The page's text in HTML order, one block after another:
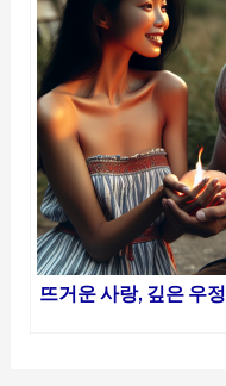
뜨거운 사랑, 깊은 우정